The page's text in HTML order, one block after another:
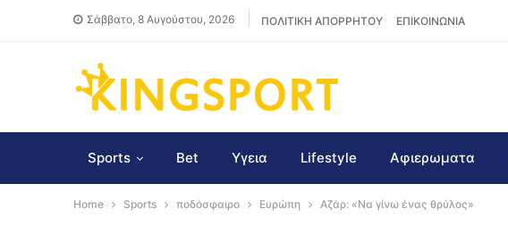
Σάββατο, 8 Αυγούστου, 2026 ΠΟΛΙΤΙΚΗ ΑΠΟΡΡΗΤΟΥ ΕΠΙΚΟΙΝΩΝΙΑ
Sports Bet Υγεια Lifestyle Αφιερωματα
Home Sports ποδόσφαιρο Ευρώπη Αζάρ: «Να γίνω ένας θρύλος»